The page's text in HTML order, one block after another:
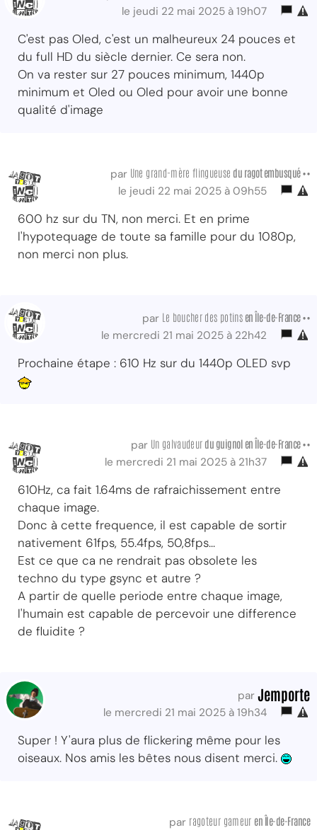
le jeudi 22 mai 2025 à 19h07
C'est pas Oled, c'est un malheureux 24 pouces et
du full HD du siècle dernier. Ce sera non.
On va rester sur 27 pouces minimum, 1440p
minimum et Oled ou Oled pour avoir une bonne
qualité d'image
par Une grand-mère flingueuse du ragot embusqué ••
le jeudi 22 mai 2025 à 09h55
600 hz sur du TN, non merci. Et en prime
l'hypotequage de toute sa famille pour du 1080p,
non merci non plus.
par Le boucher des potins en Île-de-France ••
le mercredi 21 mai 2025 à 22h42
Prochaine étape : 610 Hz sur du 1440p OLED svp
par Un galvaudeur du guignol en Île-de-France ••
le mercredi 21 mai 2025 à 21h37
610Hz, ca fait 1.64ms de rafraichissement entre
chaque image.
Donc à cette frequence, il est capable de sortir
nativement 61fps, 55.4fps, 50,8fps...
Est ce que ca ne rendrait pas obsolete les
techno du type gsync et autre ?
A partir de quelle periode entre chaque image,
l'humain est capable de percevoir une difference
de fluidite ?
par Jemporte
le mercredi 21 mai 2025 à 19h34
Super ! Y'aura plus de flickering même pour les
oiseaux. Nos amis les bêtes nous disent merci.
par ragoteur gameur en Île-de-France